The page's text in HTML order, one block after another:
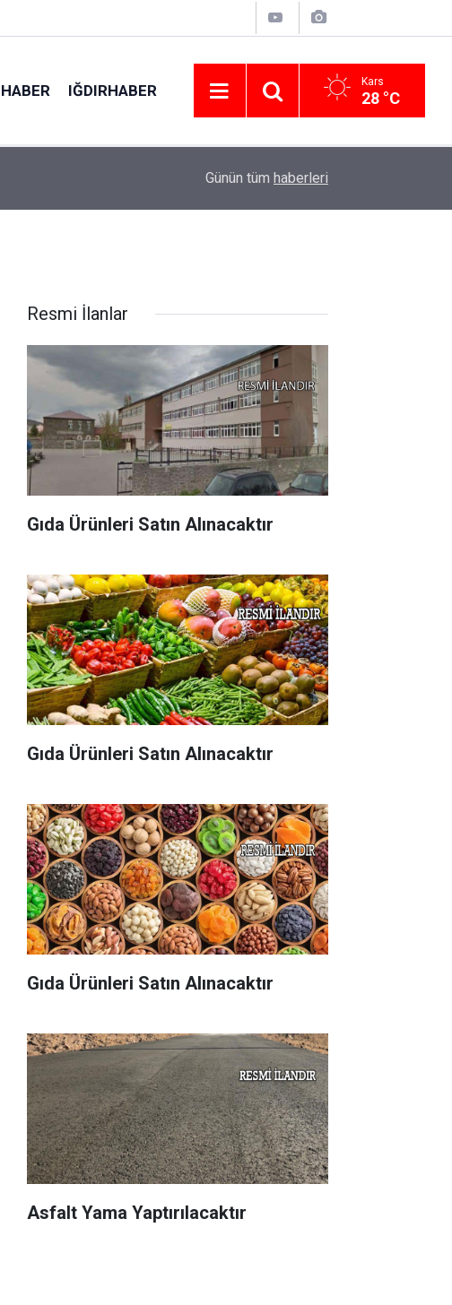
IĞDIRHABER Kars
28 °C
Güzelyurt ilçesinde tarihi ev alev alev yandı
Günün tüm haberleri
Resmi İlanlar
Gıda Ürünleri Satın Alınacaktır
Gıda Ürünleri Satın Alınacaktır
Gıda Ürünleri Satın Alınacaktır
Asfalt Yama Yaptırılacaktır